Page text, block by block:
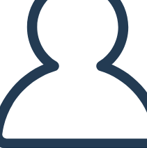
OYNAT
BENİ OKU